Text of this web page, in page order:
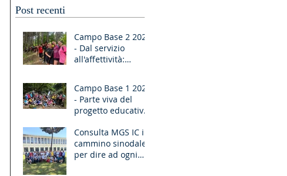
Alzati!”
Post recenti
Campo Base 2 2026
- Dal servizio
all'affettività:
Campo Base 1 2026
- Parte viva del
progetto educativo
Consulta MGS IC in
cammino sinodale
per dire ad ogni